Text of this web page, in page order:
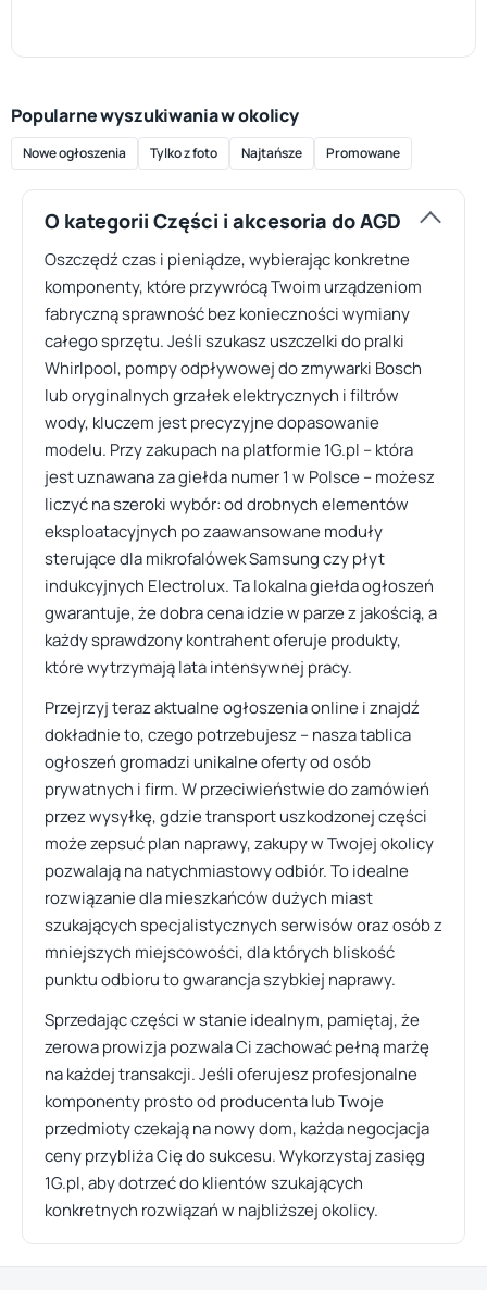
Popularne wyszukiwania w okolicy
Nowe ogłoszenia Tylko z foto Najtańsze Promowane
O kategorii Części i akcesoria do AGD
Oszczędź czas i pieniądze, wybierając konkretne
komponenty, które przywrócą Twoim urządzeniom
fabryczną sprawność bez konieczności wymiany
całego sprzętu. Jeśli szukasz uszczelki do pralki
Whirlpool, pompy odpływowej do zmywarki Bosch
lub oryginalnych grzałek elektrycznych i filtrów
wody, kluczem jest precyzyjne dopasowanie
modelu. Przy zakupach na platformie 1G.pl – która
jest uznawana za giełda numer 1 w Polsce – możesz
liczyć na szeroki wybór: od drobnych elementów
eksploatacyjnych po zaawansowane moduły
sterujące dla mikrofalówek Samsung czy płyt
indukcyjnych Electrolux. Ta lokalna giełda ogłoszeń
gwarantuje, że dobra cena idzie w parze z jakością, a
każdy sprawdzony kontrahent oferuje produkty,
które wytrzymają lata intensywnej pracy.
Przejrzyj teraz aktualne ogłoszenia online i znajdź
dokładnie to, czego potrzebujesz – nasza tablica
ogłoszeń gromadzi unikalne oferty od osób
prywatnych i firm. W przeciwieństwie do zamówień
przez wysyłkę, gdzie transport uszkodzonej części
może zepsuć plan naprawy, zakupy w Twojej okolicy
pozwalają na natychmiastowy odbiór. To idealne
rozwiązanie dla mieszkańców dużych miast
szukających specjalistycznych serwisów oraz osób z
mniejszych miejscowości, dla których bliskość
punktu odbioru to gwarancja szybkiej naprawy.
Sprzedając części w stanie idealnym, pamiętaj, że
zerowa prowizja pozwala Ci zachować pełną marżę
na każdej transakcji. Jeśli oferujesz profesjonalne
komponenty prosto od producenta lub Twoje
przedmioty czekają na nowy dom, każda negocjacja
ceny przybliża Cię do sukcesu. Wykorzystaj zasięg
1G.pl, aby dotrzeć do klientów szukających
konkretnych rozwiązań w najbliższej okolicy.